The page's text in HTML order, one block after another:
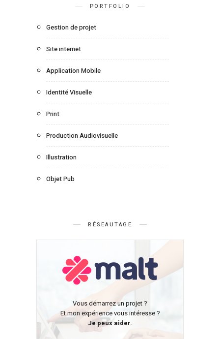
PORTFOLIO
Gestion de projet
Site internet
Application Mobile
Identité Visuelle
Print
Production Audiovisuelle
Illustration
Objet Pub
RÉSEAUTAGE
Vous démarrez un projet ?
Et mon expérience vous intéresse ?
Je peux aider.